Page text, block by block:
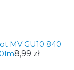
MV GU10 840
8,99 zł